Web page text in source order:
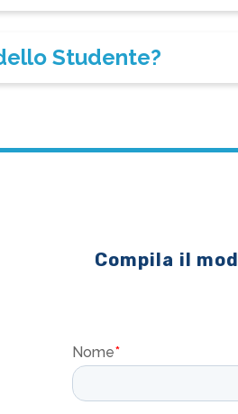
Studente?
Compila il